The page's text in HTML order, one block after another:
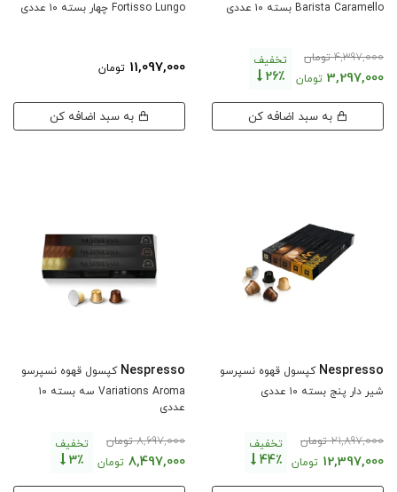
Barista Caramello بسته ۱۰ عددی
4,397,000 تومان
3,297,000 تومان
تخفیف
26٪
Fortisso Lungo چهار بسته ۱۰ عددی
11,097,000 تومان
Nespresso کپسول قهوه نسپرسو
شیر دار پنج بسته ۱۰ عددی
21,897,000 تومان
12,397,000 تومان
تخفیف
44٪
Nespresso کپسول قهوه نسپرسو
Variations Aroma سه بسته ۱۰
عددی
8,697,000 تومان
8,497,000 تومان
تخفیف
3٪